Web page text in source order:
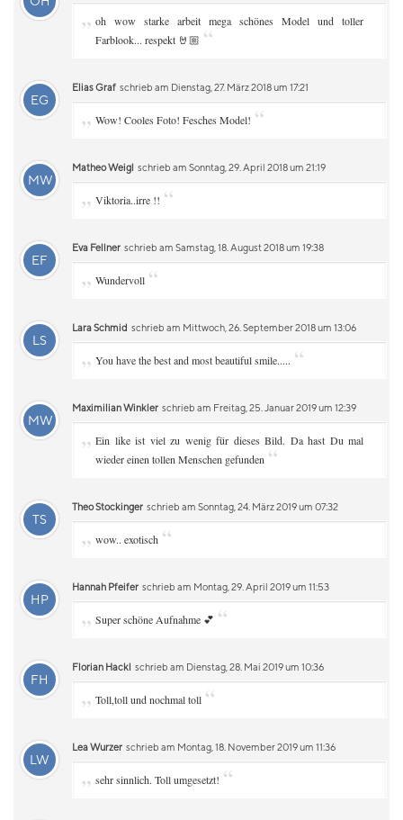
„ oh wow starke arbeit mega schönes Model und toller
Farblook... respekt 🤘🏼 “
EG
Elias Graf schrieb am Dienstag, 27. März 2018 um 17:21
„ Wow! Cooles Foto! Fesches Model! “
MW
Matheo Weigl schrieb am Sonntag, 29. April 2018 um 21:19
„ Viktoria..irre !! “
EF
Eva Fellner schrieb am Samstag, 18. August 2018 um 19:38
„ Wundervoll “
LS
Lara Schmid schrieb am Mittwoch, 26. September 2018 um 13:06
„ You have the best and most beautiful smile..... “
MW
Maximilian Winkler schrieb am Freitag, 25. Januar 2019 um 12:39
„ Ein like ist viel zu wenig für dieses Bild. Da hast Du mal
wieder einen tollen Menschen gefunden “
TS
Theo Stockinger schrieb am Sonntag, 24. März 2019 um 07:32
„ wow.. exotisch “
HP
Hannah Pfeifer schrieb am Montag, 29. April 2019 um 11:53
„ Super schöne Aufnahme 💕 “
FH
Florian Hackl schrieb am Dienstag, 28. Mai 2019 um 10:36
„ Toll,toll und nochmal toll “
LW
Lea Wurzer schrieb am Montag, 18. November 2019 um 11:36
„ sehr sinnlich. Toll umgesetzt! “